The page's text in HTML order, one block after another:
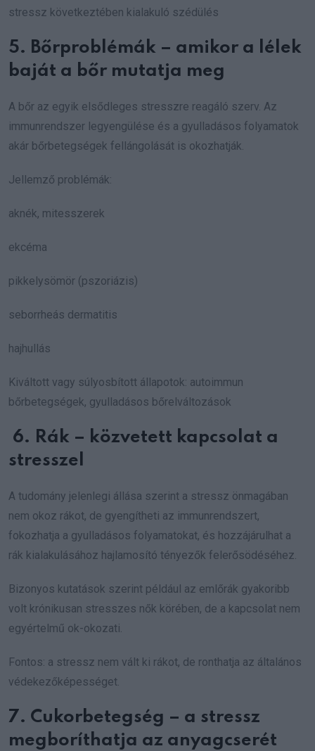
stressz következtében kialakuló szédülés
5. Bőrproblémák – amikor a lélek
baját a bőr mutatja meg
A bőr az egyik elsődleges stresszre reagáló szerv. Az
immunrendszer legyengülése és a gyulladásos folyamatok
akár bőrbetegségek fellángolását is okozhatják.
Jellemző problémák:
aknék, mitesszerek
ekcéma
pikkelysömör (pszoriázis)
seborrheás dermatitis
hajhullás
Kiváltott vagy súlyosbított állapotok: autoimmun
bőrbetegségek, gyulladásos bőrelváltozások
6. Rák – közvetett kapcsolat a
stresszel
A tudomány jelenlegi állása szerint a stressz önmagában
nem okoz rákot, de gyengítheti az immunrendszert,
fokozhatja a gyulladásos folyamatokat, és hozzájárulhat a
rák kialakulásához hajlamosító tényezők felerősödéséhez.
Bizonyos kutatások szerint például az emlőrák gyakoribb
volt krónikusan stresszes nők körében, de a kapcsolat nem
egyértelmű ok-okozati.
Fontos: a stressz nem vált ki rákot, de ronthatja az általános
védekezőképességet.
7. Cukorbetegség – a stressz
megboríthatja az anyagcserét